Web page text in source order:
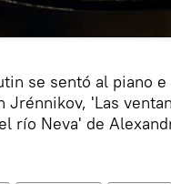
se sentó al piano
'Las
río Neva' de